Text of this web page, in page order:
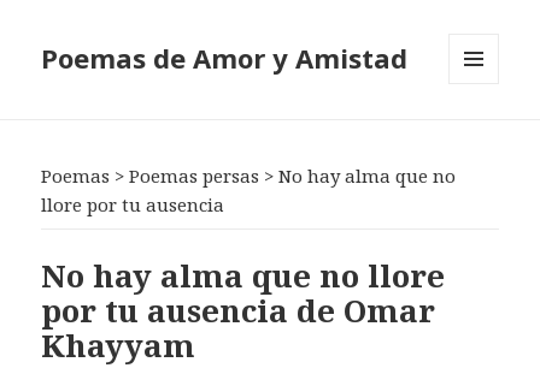
Poemas de Amor y Amistad
Poemas >Poemas persas >No hay alma que no
llore por tu ausencia
No hay alma que no llore
por tu ausencia de Omar
Khayyam